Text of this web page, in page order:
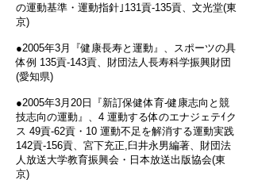
の運動基準・運動指針｣131貢‐135貢、文光堂(東
京)
●2005年3月『健康長寿と運動』、スポーツの具
体例 135貢‐143貢、財団法人長寿科学振興財団
(愛知県)
●2005年3月20日『新訂保健体育-健康志向と競
技志向の運動』、4 運動する体のエナジェテｲク
ス 49貢‐62貢・10 運動不足を解消する運動実践
142貢‐156貢、宮下充正,臼井永男編著、財団法
人放送大学教育振興会・日本放送出版協会(東
京)